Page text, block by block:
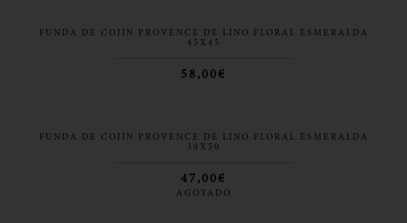
FUNDA DE COJÍN PROVENCE DE LINO FLORAL ESMERALDA
45X45
58,00€
FUNDA DE COJÍN PROVENCE DE LINO FLORAL ESMERALDA
30X50
47,00€
AGOTADO